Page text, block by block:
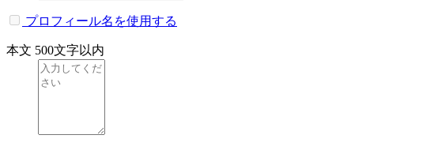
プロフィール名を使用する
本文 500文字以内